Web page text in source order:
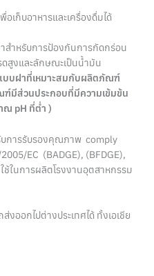
อเก็บอาหารและเครื่องดื่มได้
สำหรับการป้องกันการกัดกร่อน
สูงและลักษณะเป็นน้ำมัน
บบฝาที่เหมาะสมกับผลิตภัณฑ์
มีส่วนประกอบที่มีความเข้มข้น
ณ pH ที่ต่ำ )
การรับรองคุณภาพ comply
EC (BADGE), (BFDGE),
ช้ในการผลิตโรงงานอุตสาหกรรม
ออกไปต่างประเทศได้ ทั้งเอเชีย